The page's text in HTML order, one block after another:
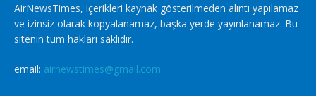
AirNewsTimes, içerikleri kaynak gösterilmeden alıntı yapılamaz
ve izinsiz olarak kopyalanamaz, başka yerde yayınlanamaz. Bu
sitenin tüm hakları saklıdır.
email: airnewstimes@gmail.com